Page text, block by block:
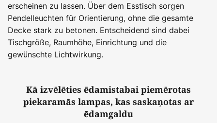
erscheinen zu lassen. Über dem Esstisch sorgen
Pendelleuchten für Orientierung, ohne die gesamte
Decke stark zu betonen. Entscheidend sind dabei
Tischgröße, Raumhöhe, Einrichtung und die
gewünschte Lichtwirkung.
Kā izvēlēties ēdamistabai piemērotas
piekaramās lampas, kas saskaņotas ar
ēdamgaldu